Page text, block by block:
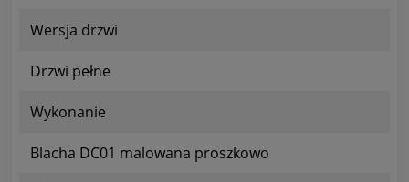
Wersja drzwi
Drzwi pełne
Wykonanie
Blacha DC01 malowana proszkowo